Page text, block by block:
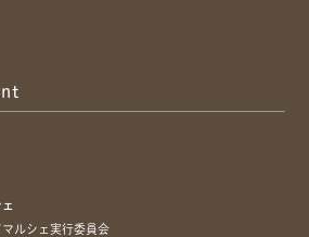
ルシェ実行委員会